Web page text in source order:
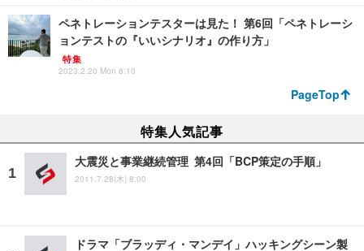
ペネトレーションテスターは見た！ 第6回「ペネトレーシ
ョンテストの『いいシナリオ』の作り方」
特集
2023.2.20 Mon 8:10
PageTop
特集人気記事
大震災と事業継続管理 第4回「BCP策定の手順」
2011.7.28(木) 8:00
ドラマ「ブラッディ・マンデイ」ハッキングシーン製